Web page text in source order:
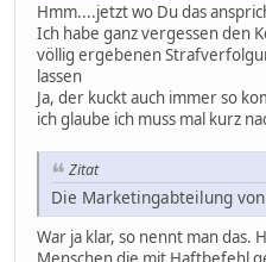
Hmm....jetzt wo Du das
Ich habe ganz vergessen den
völlig ergebenen
lassen
Ja, der kuckt auch immer so
ich glaube ich muss mal kurz
Zitat
Die Marketingabteilung
War ja klar, so nennt man das.